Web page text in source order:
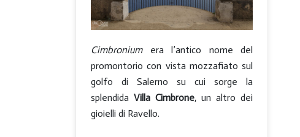
Cimbroniumera l’antico nome del
promontorio con vista mozzafiato sul
golfo di Salerno su cui sorge la
splendida Villa Cimbrone, un altro dei
gioielli di Ravello.